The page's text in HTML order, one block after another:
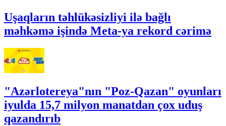
Uşaqların təhlükəsizliyi ilə bağlı
məhkəmə işində Meta-ya rekord cərimə
"Azərlotereya"nın "Poz-Qazan" oyunları
iyulda 15,7 milyon manatdan çox uduş
qazandırıb